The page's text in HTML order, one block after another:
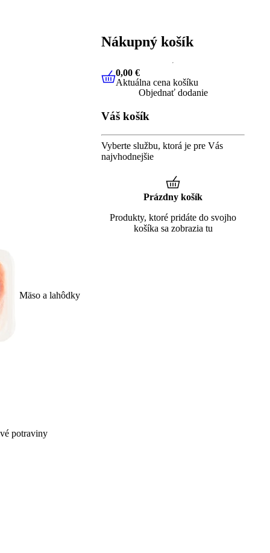
Mäso a lahôdky
potraviny
Nákupný košík
0,00 €Aktuálna cena košíku
0,00 €
Aktuálna cena košíku
Objednať dodanie
Váš košík
Vyberte službu, ktorá je pre Vás
najvhodnejšie
Prázdny košík
Produkty, ktoré pridáte do svojho
košíka sa zobrazia tu